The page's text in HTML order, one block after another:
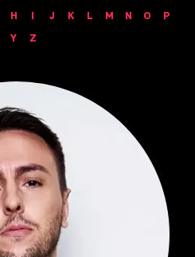
H I J K L M N O
P
Y Z